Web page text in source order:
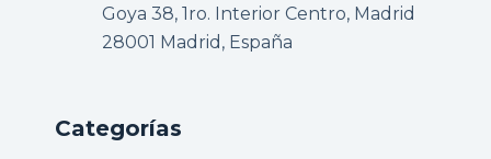
Goya 38, 1ro. Interior Centro, Madrid
28001 Madrid, España
Categorías